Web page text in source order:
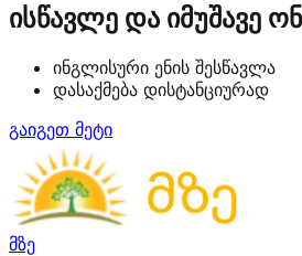
ისწავლე და იმუშავე
ინგლისური ენის შესწავლა
დასაქმება დისტანციურად
გაიგეთ მეტი
მზე